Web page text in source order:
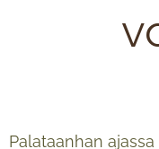
Palataanhan